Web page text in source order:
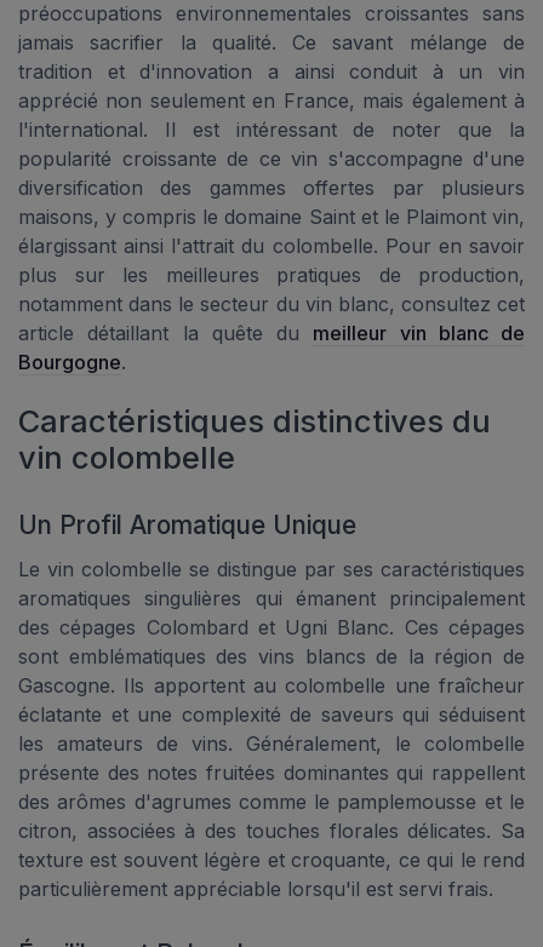
préoccupations environnementales croissantes sans
jamais sacrifier la qualité. Ce savant mélange de
tradition et d'innovation a ainsi conduit à un vin
apprécié non seulement en France, mais également à
l'international. Il est intéressant de noter que la
popularité croissante de ce vin s'accompagne d'une
diversification des gammes offertes par plusieurs
maisons, y compris le domaine Saint et le Plaimont vin,
élargissant ainsi l'attrait du colombelle. Pour en savoir
plus sur les meilleures pratiques de production,
notamment dans le secteur du vin blanc, consultez cet
article détaillant la quête du meilleur vin blanc de
Bourgogne.
Caractéristiques distinctives du
vin colombelle
Un Profil Aromatique Unique
Le vin colombelle se distingue par ses caractéristiques
aromatiques singulières qui émanent principalement
des cépages Colombard et Ugni Blanc. Ces cépages
sont emblématiques des vins blancs de la région de
Gascogne. Ils apportent au colombelle une fraîcheur
éclatante et une complexité de saveurs qui séduisent
les amateurs de vins. Généralement, le colombelle
présente des notes fruitées dominantes qui rappellent
des arômes d'agrumes comme le pamplemousse et le
citron, associées à des touches florales délicates. Sa
texture est souvent légère et croquante, ce qui le rend
particulièrement appréciable lorsqu'il est servi frais.